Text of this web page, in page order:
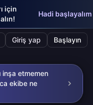
için
Hadi başlayalım
Giriş yap Başlayın
inşa etmemen
ekibe ne